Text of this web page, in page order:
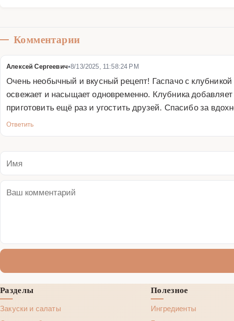
Комментарии
Алексей Сергеевич•8/13/2025, 11:58:24 PM
Очень необычный и вкусный рецепт! Гаспачо с
освежает и насыщает одновременно. Клубника
приготовить ещё раз и угостить друзей. Спасибо за
Ответить
Разделы
Закуски и салаты
Полезное
Ингредиенты